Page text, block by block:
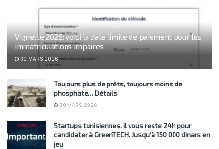
Vignette 2026: voici la date limite de paiement pour les
immatriculations impaires
30 MARS 2026
Toujours plus de prêts, toujours moins de
phosphate… Détails
30 MARS 2026
Startups tunisiennes, il vous reste 24h pour
candidater à GreenTECH. Jusqu’à 150 000 dinars en
jeu